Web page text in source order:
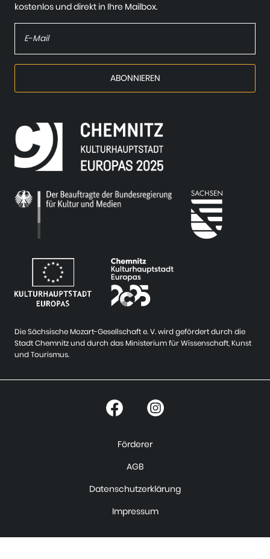
kostenlos und direkt in Ihre Mailbox.
Die Sächsische Mozart-Gesellschaft e. V. wird gefördert durch die
Stadt Chemnitz und durch das Ministerium für Wissenschaft, Kunst
und Tourismus.
Förderer
AGB
Datenschutzerklärung
Impressum